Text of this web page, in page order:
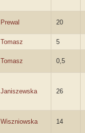
Prewal 20
Tomasz 5
Tomasz 0,5
Janiszewska 26
Wiszniowska 14